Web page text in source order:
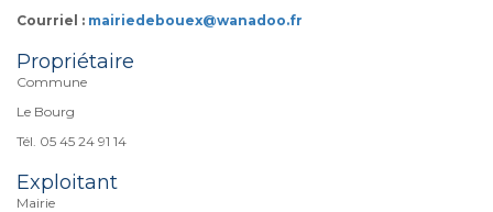
Courriel : mairiedebouex@wanadoo.fr
Propriétaire
Commune
Le Bourg
Tél. 05 45 24 91 14
Exploitant
Mairie